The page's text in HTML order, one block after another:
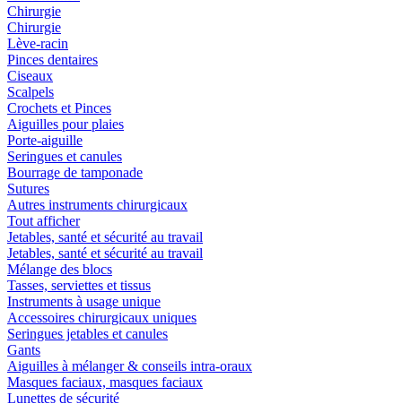
Chirurgie
Chirurgie
Lève-racin
Pinces dentaires
Ciseaux
Scalpels
Crochets et Pinces
Aiguilles pour plaies
Porte-aiguille
Seringues et canules
Bourrage de tamponade
Sutures
Autres instruments chirurgicaux
Tout afficher
Jetables, santé et sécurité au travail
Jetables, santé et sécurité au travail
Mélange des blocs
Tasses, serviettes et tissus
Instruments à usage unique
Accessoires chirurgicaux uniques
Seringues jetables et canules
Gants
Aiguilles à mélanger & conseils intra-oraux
Masques faciaux, masques faciaux
Lunettes de sécurité